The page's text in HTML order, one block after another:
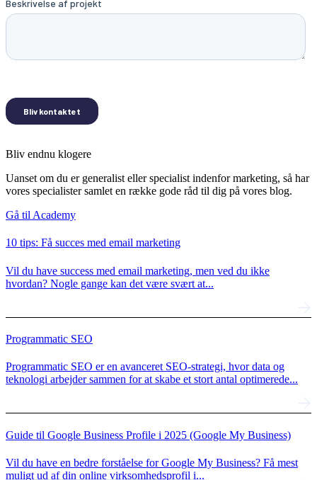
Bliv endnu klogere
Uanset om du er generalist eller specialist indenfor marketing, så har
vores specialister samlet en række gode råd til dig på vores blog.
Gå til Academy
10 tips: Få succes med email marketing
Vil du have success med email marketing, men ved du ikke
hvordan? Nogle gange kan det være svært at...
Programmatic SEO
Programmatic SEO er en avanceret SEO-strategi, hvor data og
teknologi arbejder sammen for at skabe et stort antal optimerede...
Guide til Google Business Profile i 2025 (Google My Business)
Vil du have en bedre forståelse for Google My Business? Få mest
muligt ud af din online virksomhedsprofil i...